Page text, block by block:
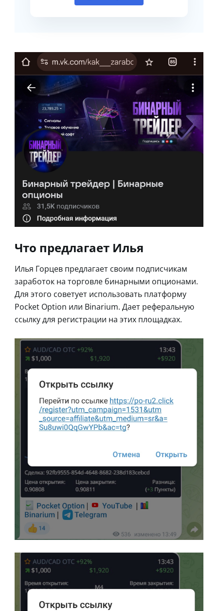
Что предлагает Илья
Илья Горцев предлагает своим подписчикам
заработок на торговле бинарными опционами.
Для этого советует использовать платформу
Pocket Option или Binarium. Дает реферальную
ссылку для регистрации на этих площадках.